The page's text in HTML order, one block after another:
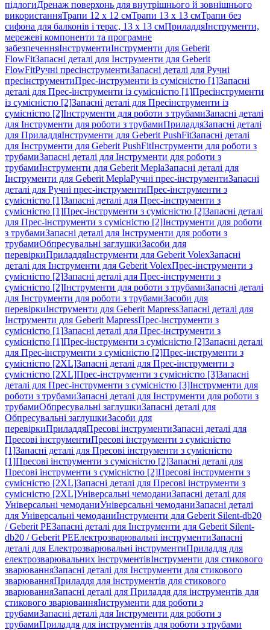
підлогиДренаж поверхонь для внутрішнього й зовнішнього
використанняТрапи 12 x 12 смТрапи 13 x 13 смТрапи без
сифона для балконів і терас, 13 x 13 смПриладдяІнструменти,
мережеві компоненти та програмне
забезпеченняІнструментиІнструменти для Geberit
FlowFitЗапасні деталі для Інструменти для Geberit
FlowFitРучні пресінструментиЗапасні деталі для Ручні
пресінструментиПрес-інструменти із сумісністю [1]Запасні
деталі для Прес-інструменти із сумісністю [1]Пресінструменти
із сумісністю [2]Запасні деталі для Пресінструменти із
сумісністю [2]Інструменти для роботи з трубамиЗапасні деталі
для Інструменти для роботи з трубамиПриладдяЗапасні деталі
для ПриладдяІнструменти для Geberit PushFitЗапасні деталі
для Інструменти для Geberit PushFitІнструменти для роботи з
трубамиЗапасні деталі для Інструменти для роботи з
трубамиІнструменти для Geberit MeplaЗапасні деталі для
Інструменти для Geberit MeplaРучні прес-інструментиЗапасні
деталі для Ручні прес-інструментиПрес-інструменти з
сумісністю [1]Запасні деталі для Прес-інструменти з
сумісністю [1]Прес-інструменти з сумісністю [2]Запасні деталі
для Прес-інструменти з сумісністю [2]Інструменти для роботи
з трубамиЗапасні деталі для Інструменти для роботи з
трубамиОбпресувальні заглушкиЗасоби для
перевіркиПриладдяІнструменти для Geberit VolexЗапасні
деталі для Інструменти для Geberit VolexПрес-інструменти з
сумісністю [2]Запасні деталі для Прес-інструменти з
сумісністю [2]Інструменти для роботи з трубамиЗапасні деталі
для Інструменти для роботи з трубамиЗасоби для
перевіркиІнструменти для Geberit MapressЗапасні деталі для
Інструменти для Geberit MapressПрес-інструменти з
сумісністю [1]Запасні деталі для Прес-інструменти з
сумісністю [1]Прес-інструменти з сумісністю [2]Запасні деталі
для Прес-інструменти з сумісністю [2]Прес-інструменти з
сумісністю [2XL]Запасні деталі для Прес-інструменти з
сумісністю [2XL]Прес-інструменти з сумісністю [3]Запасні
деталі для Прес-інструменти з сумісністю [3]Інструменти для
роботи з трубамиЗапасні деталі для Інструменти для роботи з
трубамиОбпресувальні заглушкиЗапасні деталі для
Обпресувальні заглушкиЗасоби для
перевіркиПриладдяПресові інструментиЗапасні деталі для
Пресові інструментиПресові інструменти з сумісністю
[1]Запасні деталі для Пресові інструменти з сумісністю
[1]Пресові інструменти з сумісністю [2]Запасні деталі для
Пресові інструменти з сумісністю [2]Пресові інструменти з
сумісністю [2XL]Запасні деталі для Пресові інструменти з
сумісністю [2XL]Універсальні чемоданиЗапасні деталі для
Універсальні чемоданиУніверсальні чемоданиЗапасні деталі
для Універсальні чемоданиІнструменти для Geberit Silent-db20
/ Geberit PEЗапасні деталі для Інструменти для Geberit Silent-
db20 / Geberit PEЕлектрозварювальні інструментиЗапасні
деталі для Електрозварювальні інструментиПриладдя для
електрозварювальних інструментівІнструменти для стикового
зварюванняЗапасні деталі для Інструменти для стикового
зварюванняПриладдя для інструментів для стикового
зварюванняЗапасні деталі для Приладдя для інструментів для
стикового зварюванняІнструменти для роботи з
трубамиЗапасні деталі для Інструменти для роботи з
трубамиПриладдя для інструментів для роботи з трубами